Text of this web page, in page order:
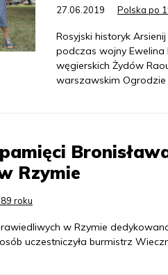
27.06.2019 Polska po
Rosyjski historyk
podczas wojny
węgierskich Żydów
warszawskim Ogrodzie
Rzymie
roku
w Rzymie
uczestniczyła burmistrz